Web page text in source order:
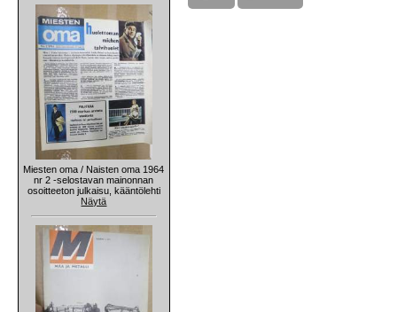
Miesten oma / Naisten oma 1964
nr 2 -selostavan mainonnan
osoitteeton julkaisu, kääntölehti
Näytä